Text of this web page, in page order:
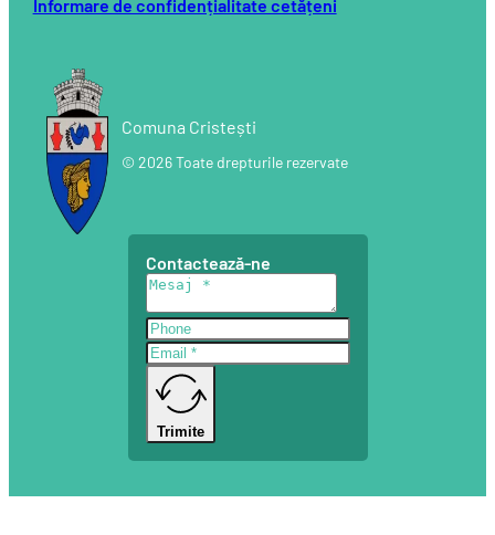
Comuna Cristești
© 2026 Toate drepturile rezervate
Informare de confidențialitate cetățeni
Contactează-ne
Trimite